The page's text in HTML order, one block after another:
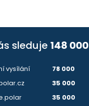
sleduje 148 000
vysílání
78 000
35 000
35 000